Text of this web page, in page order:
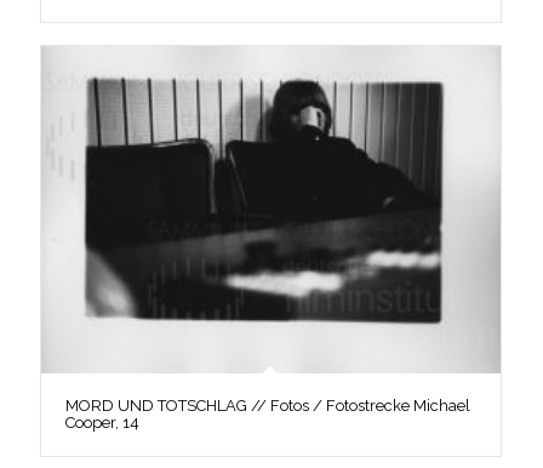
MORD UND TOTSCHLAG // Fotos / Fotostrecke Michael
Cooper, 14